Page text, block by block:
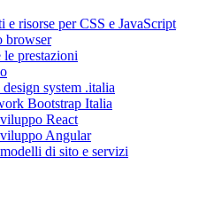
e risorse per CSS e JavaScript
browser
prestazioni
system .italia
Bootstrap Italia
React
Angular
di sito e servizi